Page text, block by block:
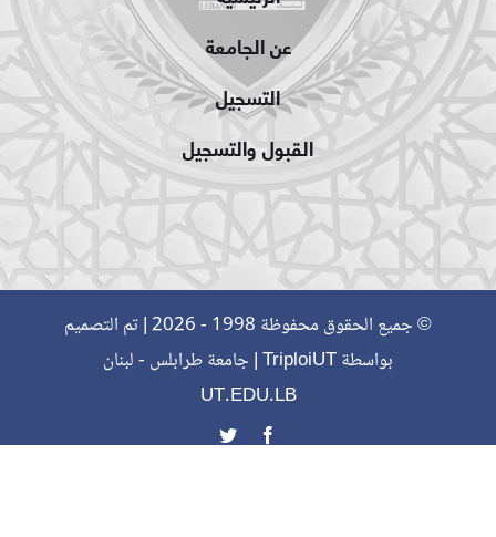
عن الجامعة
التسجيل
القبول والتسجيل
© جميع الحقوق محفوظة 1998 - 2026 | تم التصميم
بواسطةTriploiUT| جامعة طرابلس - لبنان
UT.EDU.LB